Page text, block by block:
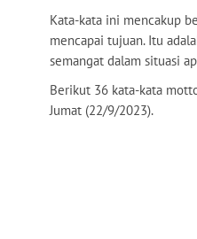
Kata-kata ini mencakup
mencapai tujuan. Itu
semangat dalam situasi
Berikut 36 kata-kata
Jumat (22/9/2023).